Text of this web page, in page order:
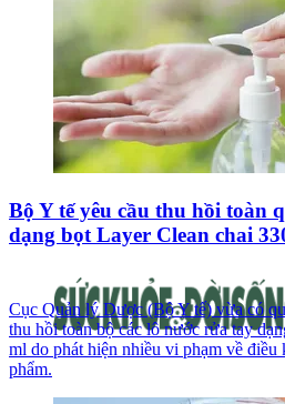
Bộ Y tế yêu cầu thu hồi toàn
dạng bọt Layer Clean chai
Cục Quản lý Dược (Bộ Y tế) vừa có
thu hồi toàn bộ các lô nước rửa tay
ml do phát hiện nhiều vi phạm về điều
phẩm.